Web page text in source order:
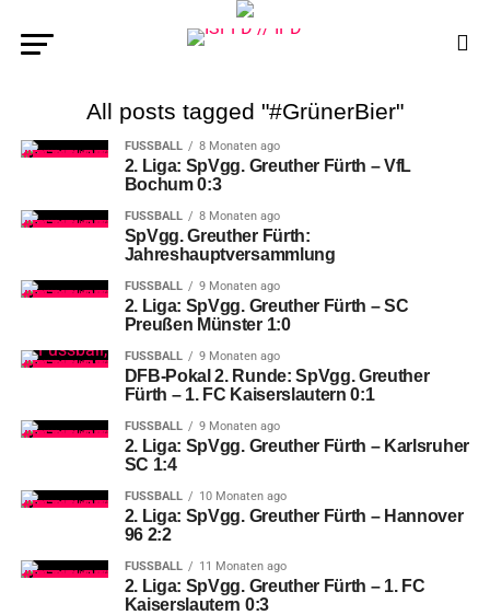
All posts tagged "#GrünerBier"
FUSSBALL 8 Monaten ago
2. Liga: SpVgg. Greuther Fürth – VfL
Bochum 0:3
FUSSBALL 8 Monaten ago
SpVgg. Greuther Fürth:
Jahreshauptversammlung
FUSSBALL 9 Monaten ago
2. Liga: SpVgg. Greuther Fürth – SC
Preußen Münster 1:0
FUSSBALL 9 Monaten ago
DFB-Pokal 2. Runde: SpVgg. Greuther
Fürth – 1. FC Kaiserslautern 0:1
FUSSBALL 9 Monaten ago
2. Liga: SpVgg. Greuther Fürth – Karlsruher
SC 1:4
FUSSBALL 10 Monaten ago
2. Liga: SpVgg. Greuther Fürth – Hannover
96 2:2
FUSSBALL 11 Monaten ago
2. Liga: SpVgg. Greuther Fürth – 1. FC
Kaiserslautern 0:3